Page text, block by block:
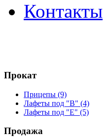
Контакты
Прокат
Прицепы (9)
Лафеты под "В" (4)
Лафеты под "Е" (5)
Продажа